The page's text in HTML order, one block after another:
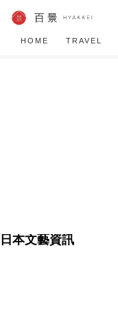
HOME TRAVEL
日本文藝資訊